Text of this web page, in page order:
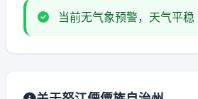
当前无气象预警，天气平稳